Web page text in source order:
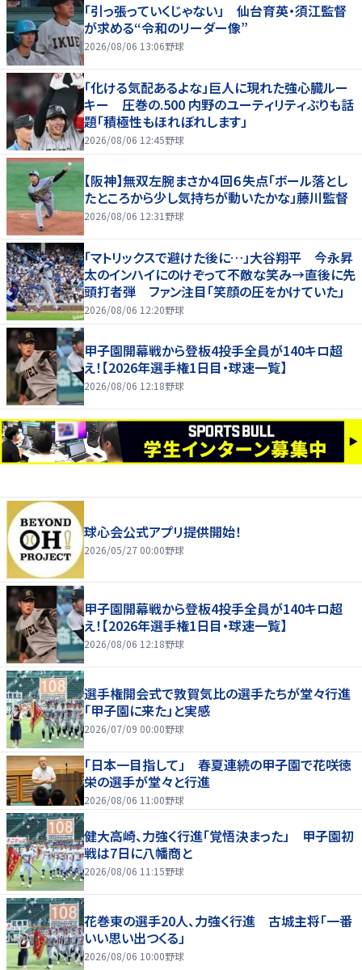
「引っ張っていくじゃない」 仙台育英・須江監督
が求める“令和のリーダー像”
2026/08/06 13:06野球
「化ける気配あるよな」巨人に現れた強心臓ルー
キー 圧巻の.500 内野のユーティリティぶりも話
題「積極性もほれぼれします」
2026/08/06 12:45野球
【阪神】無双左腕まさか４回６失点「ボール落とし
たところから少し気持ちが動いたかな」藤川監督
2026/08/06 12:31 野球
「マトリックスで避けた後に…」大谷翔平 今永昇
太のインハイにのけぞって不敵な笑み→直後に先
頭打者弾 ファン注目「笑顔の圧をかけていた」
2026/08/06 12:20野球
甲子園開幕戦から登板4投手全員が140キロ超
え！【2026年選手権1日目・球速一覧】
2026/08/06 12:18野球
球心会公式アプリ提供開始！
2026/05/27 00:00野球
甲子園開幕戦から登板4投手全員が140キロ超
え！【2026年選手権1日目・球速一覧】
2026/08/06 12:18野球
選手権開会式で敦賀気比の選手たちが堂々行進
「甲子園に来た」と実感
2026/07/09 00:00野球
「日本一目指して」 春夏連続の甲子園で花咲徳
栄の選手が堂々と行進
2026/08/06 11:00野球
健大高崎、力強く行進「覚悟決まった」 甲子園初
戦は7日に八幡商と
2026/08/06 11:15野球
花巻東の選手20人、力強く行進 古城主将「一番
いい思い出つくる」
2026/08/06 10:00野球